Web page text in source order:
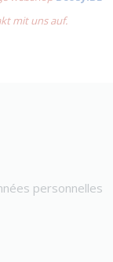
mit uns auf.
personnelles